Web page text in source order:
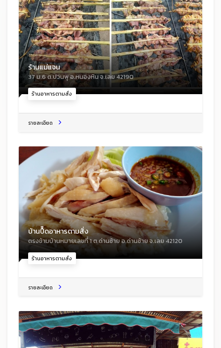
ร้านอาหารตามสั่ง
ร้านแม่แจน
37 ม.6 ต.ปวนพุ อ.หนองหิน จ.เลย 42190
รายละเอียด
ร้านอาหารตามสั่ง
บ้านปื๊ดอาหารตามสั่ง
ตรงข้ามบ้านหมายเลขที่ 1 ต.ด่านซ้าย อ.ด่านซ้าย จ.เลย 42120
รายละเอียด